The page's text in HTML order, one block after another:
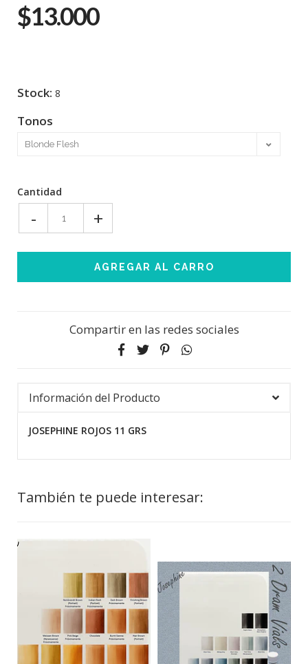
$13.000
Stock: 8
Tonos
Cantidad
- +
Compartir en las redes sociales
Información del Producto
JOSEPHINE ROJOS 11 GRS
También te puede interesar: